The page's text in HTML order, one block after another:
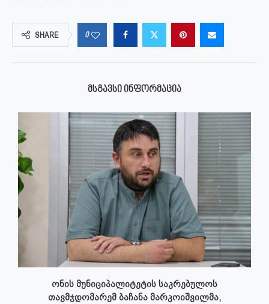
SHARE 0
ᲛᲡᲒᲐᲕᲡᲘ ᲘᲜᲤᲝᲠᲛᲐᲪᲘᲐ
ონის მუნიციპალიტეტის საკრებულოს
თავმჯდომარემ ბაჩანა მარკოიშვილმა,